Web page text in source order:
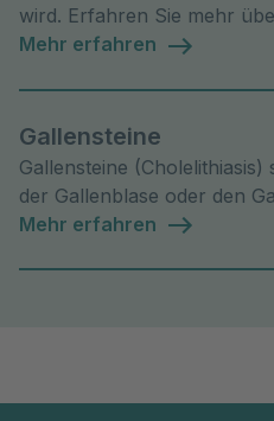
wird. Erfahren Sie mehr
und
Mehr erfahren
Gallensteine
Gallensteine
der Gallenblase oder den
Mehr erfahren